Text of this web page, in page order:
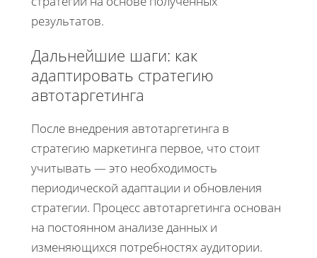
результатов.
Дальнейшие шаги: как
адаптировать стратегию
автотаргетинга
После внедрения автотаргетинга в
стратегию маркетинга первое, что стоит
учитывать — это необходимость
периодической адаптации и обновления
стратегии. Процесс автотаргетинга основан
на постоянном анализе данных и
изменяющихся потребностях аудитории.